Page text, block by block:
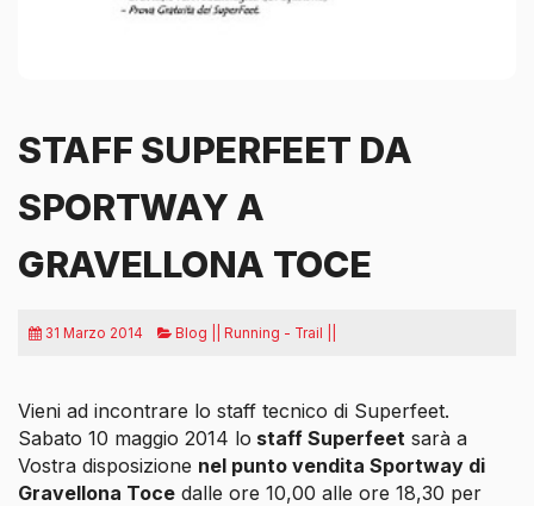
STAFF SUPERFEET DA
SPORTWAY A
GRAVELLONA TOCE
31 Marzo 2014 Blog || Running - Trail ||
Vieni ad incontrare lo staff tecnico di Superfeet.
Sabato 10 maggio 2014 lo staff Superfeet sarà a
Vostra disposizione nel punto vendita Sportway di
Gravellona Toce dalle ore 10,00 alle ore 18,30 per